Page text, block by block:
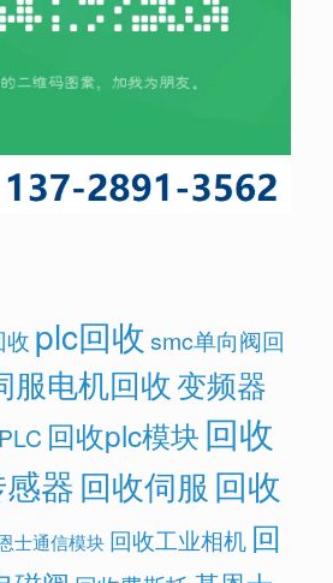
收 plc回收 smc单向阀回
服电机回收变频器
回收plc模块 回收
器回收伺服 回收
士通信模块 回收工业相机 回